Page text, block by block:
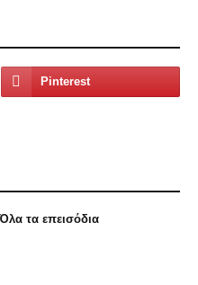
τα επεισόδια